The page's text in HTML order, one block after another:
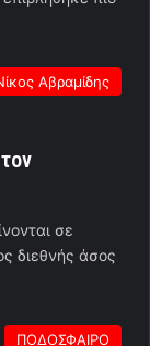
Αβραμίδης
σε
διεθνής άσος
ΠΟΔΟΣΦΑΙΡΟ